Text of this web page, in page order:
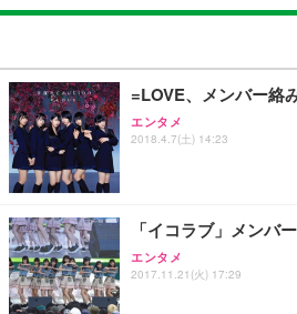
=LOVE、メンバー絡
エンタメ
2018.4.7(土) 14:23
「イコラブ」メンバ
エンタメ
2017.11.21(火) 17:29